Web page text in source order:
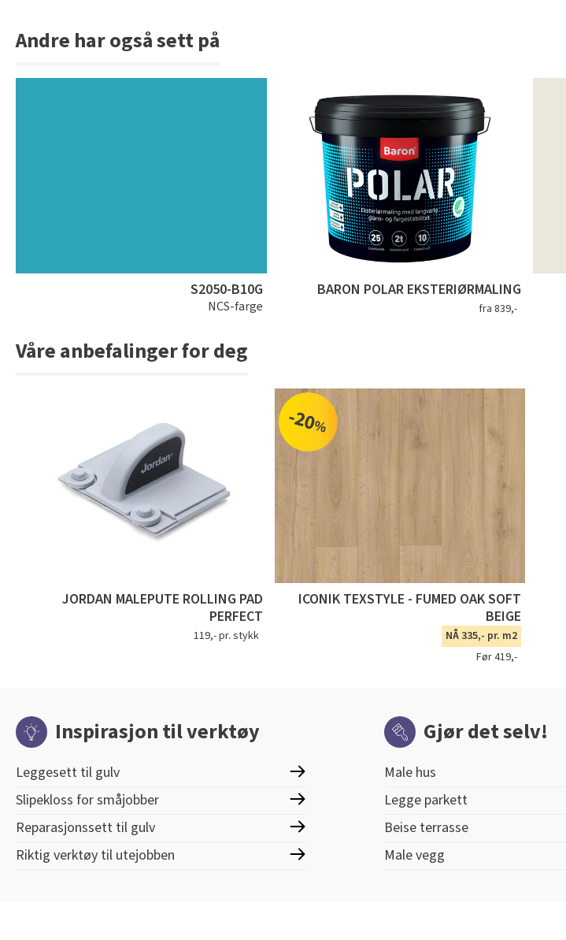
Andre har også sett på
S2050-B10G
NCS-farge
BARON POLAR EKSTERIØRMALING
fra 839,-
Våre anbefalinger for deg
JORDAN MALEPUTE ROLLING PAD
PERFECT
119,- pr. stykk
-20%
ICONIK TEXSTYLE - FUMED OAK SOFT
BEIGE
NÅ 335,- pr. m2
Før 419,-
Inspirasjon til verktøy
Leggesett til gulv
Slipekloss for småjobber
Reparasjonssett til gulv
Riktig verktøy til utejobben
Gjør det selv!
Male hus
Legge parkett
Beise terrasse
Male vegg